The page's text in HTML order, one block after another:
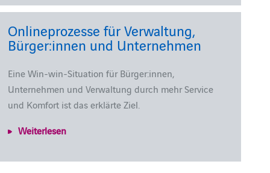
Onlineprozesse für Verwaltung,
Bürger:innen und Unternehmen
Eine Win-win-Situation für Bürger:innen,
Unternehmen und Verwaltung durch mehr Service
und Komfort ist das erklärte Ziel.
Weiterlesen